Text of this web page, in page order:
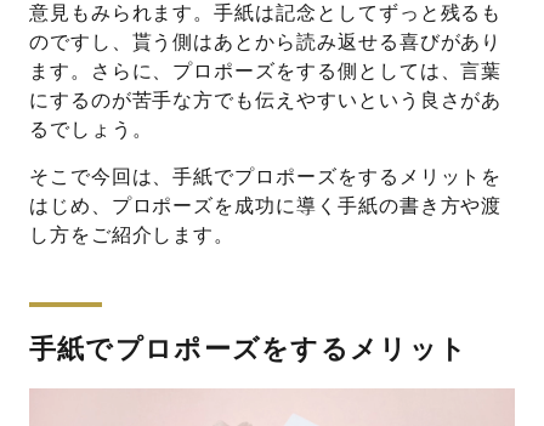
意見もみられます。手紙は記念としてずっと残るも
のですし、貰う側はあとから読み返せる喜びがあり
ます。さらに、プロポーズをする側としては、言葉
にするのが苦手な方でも伝えやすいという良さがあ
るでしょう。
そこで今回は、手紙でプロポーズをするメリットを
はじめ、プロポーズを成功に導く手紙の書き方や渡
し方をご紹介します。
手紙でプロポーズをするメリット